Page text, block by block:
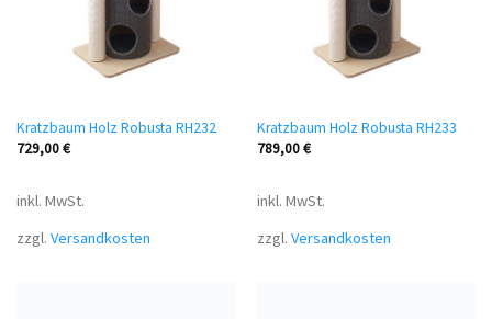
Kratzbaum Holz Robusta RH232
729,00€
inkl. MwSt.
zzgl. Versandkosten
Kratzbaum Holz Robusta RH233
789,00€
inkl. MwSt.
zzgl. Versandkosten